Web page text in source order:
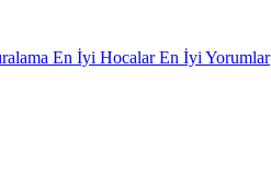
En İyi HocalarEn İyi Yorumlar